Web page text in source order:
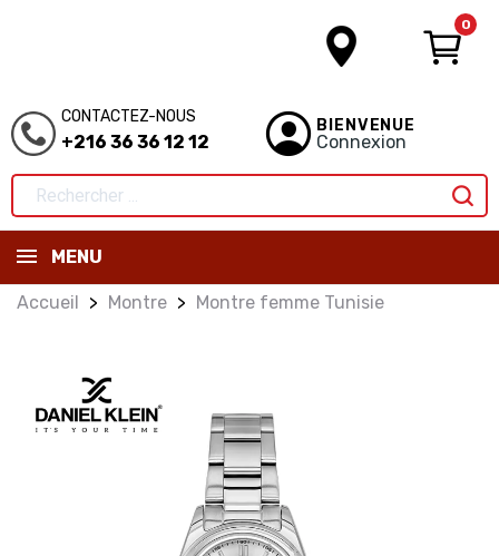
0
CONTACTEZ-NOUS
+216 36 36 12 12
BIENVENUE
Connexion
MENU
Accueil Montre Montre femme Tunisie